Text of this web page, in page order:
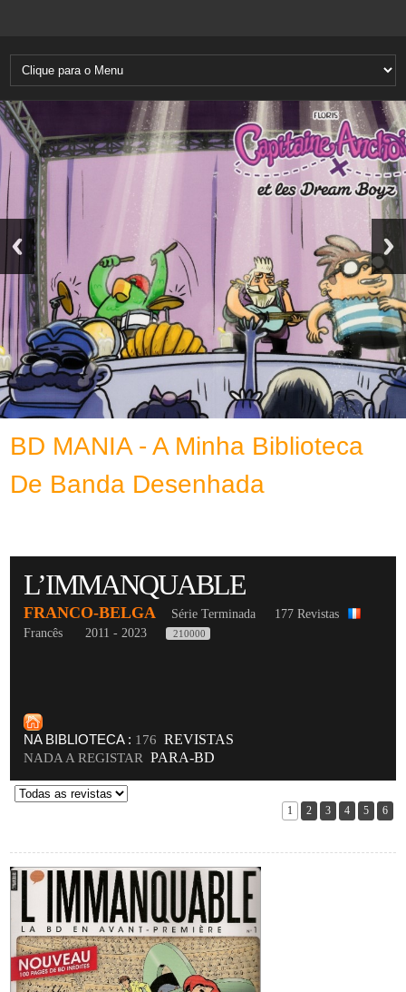
BD MANIA - A Minha Biblioteca
De Banda Desenhada
L’IMMANQUABLE
FRANCO-BELGA Série Terminada
177 Revistas
Francês
2011 - 2023 210000
NA BIBLIOTECA : 176 REVISTAS
NADA A REGISTAR PARA-BD
1 2 3 4 5 6